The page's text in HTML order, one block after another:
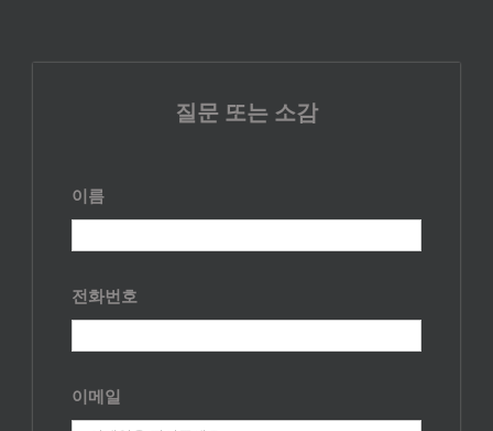
질문 또는 소감
이름
전화번호
이메일